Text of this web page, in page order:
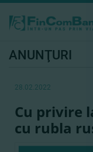
ANUNŢURI
28.02.2022
Cu privire
cu rubla